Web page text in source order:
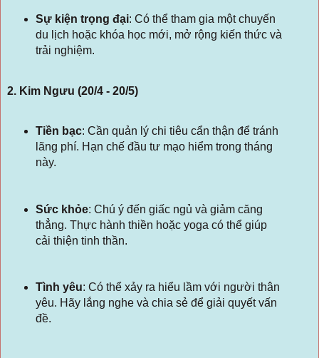
Sự kiện trọng đại: Có thể tham gia một chuyến
du lịch hoặc khóa học mới, mở rộng kiến thức và
trải nghiệm.
2. Kim Ngưu (20/4 - 20/5)
Tiền bạc: Cần quản lý chi tiêu cẩn thận để tránh
lãng phí. Hạn chế đầu tư mạo hiểm trong tháng
này.
Sức khỏe: Chú ý đến giấc ngủ và giảm căng
thẳng. Thực hành thiền hoặc yoga có thể giúp
cải thiện tinh thần.
Tình yêu: Có thể xảy ra hiểu lầm với người thân
yêu. Hãy lắng nghe và chia sẻ để giải quyết vấn
đề.